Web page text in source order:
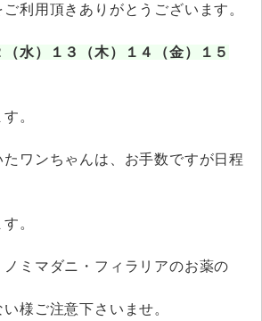
利用頂きありがとうございます。
水）１３（木）１４（金）１５
。
ワンちゃんは、お手数ですが日程
。
ミマダニ・フィラリアのお薬の
様ご注意下さいませ。